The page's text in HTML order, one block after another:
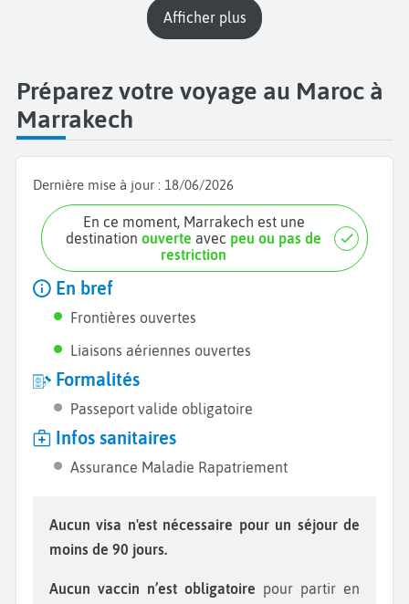
Afficher plus
Préparez votre voyage au Maroc à
Marrakech
Dernière mise à jour : 18/06/2026
En ce moment, Marrakech est une
destinationouverte avec peu ou pas de
restriction
En bref
Frontières ouvertes
Liaisons aériennes ouvertes
Formalités
Passeport valide obligatoire
Infos sanitaires
Assurance Maladie Rapatriement
Aucun visa n'est nécessaire pour un séjour de
moins de 90 jours.
Aucun vaccin n’est obligatoire pour partir en